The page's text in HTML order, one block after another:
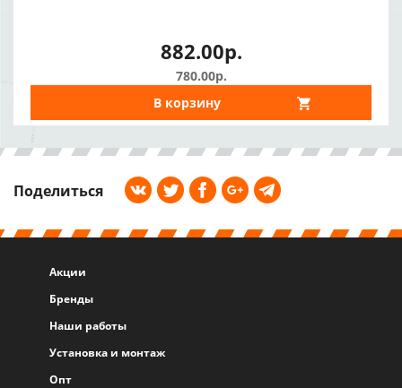
882.00р.
780.00р.
В корзину
Поделиться
Акции
Бренды
Наши работы
Установка и монтаж
Опт